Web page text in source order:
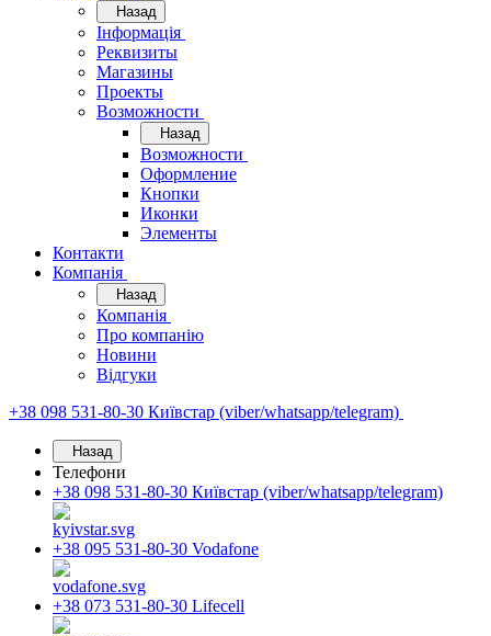
Назад
Інформація
Реквизиты
Магазины
Проекты
Возможности
Назад
Возможности
Оформление
Кнопки
Иконки
Элементы
Контакти
Компанія
Назад
Компанія
Про компанію
Новини
Відгуки
+38 098 531-80-30 Київстар (viber/whatsapp/telegram)
Назад
Телефони
+38 098 531-80-30 Київстар (viber/whatsapp/telegram)
+38 095 531-80-30 Vodafone
+38 073 531-80-30 Lifecell